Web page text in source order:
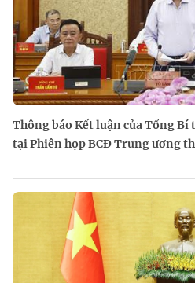
Thông báo Kết luận của Tổng Bí
tại Phiên họp BCĐ Trung ương